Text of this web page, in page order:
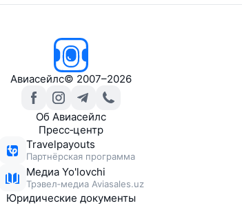
Авиасейлс© 2007–2026
Об Авиасейлс
Пресс‑центр
Travelpayouts
Партнёрская программа
Медиа Yo'lovchi
Трэвел‑медиа Aviasales.uz
Юридические документы